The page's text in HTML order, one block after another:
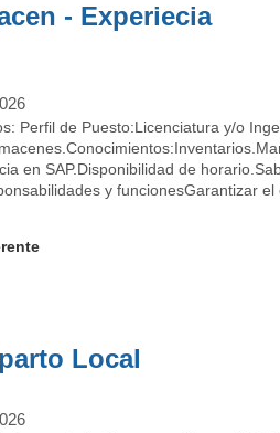
- Experiecia
Perfil de Puesto:Licenciatura y/o
en SAP.Disponibilidad de
y funcionesGarantizar el
Local